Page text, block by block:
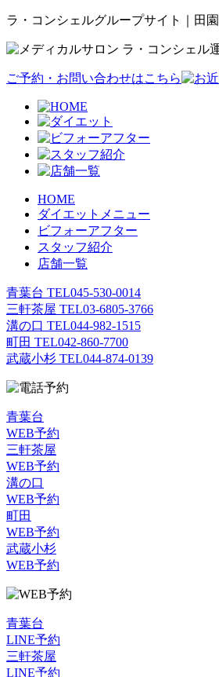
ラ・コンシェルグループサイト｜田
ご予約・お問い合わせはこちら
HOME
ダイエットメニュー
ビフォーアフター
スタッフ紹介
店舗一覧
青葉台 TEL045-530-0014
三軒茶屋 TEL03-6805-3766
溝の口 TEL044-982-1515
町田 TEL042-860-7700
武蔵小杉 TEL044-874-0139
青葉台
WEB予約
三軒茶屋
WEB予約
溝の口
WEB予約
町田
WEB予約
武蔵小杉
WEB予約
青葉台
LINE予約
三軒茶屋
LINE予約